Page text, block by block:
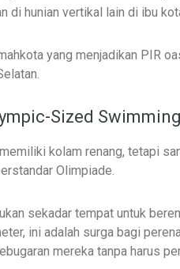
di hunian vertikal lain di ibu
yang menjadikan PIR
Sized
kolam renang, tetapi
Olimpiade.
sekadar tempat untuk
ini adalah surga bagi
mereka tanpa harus